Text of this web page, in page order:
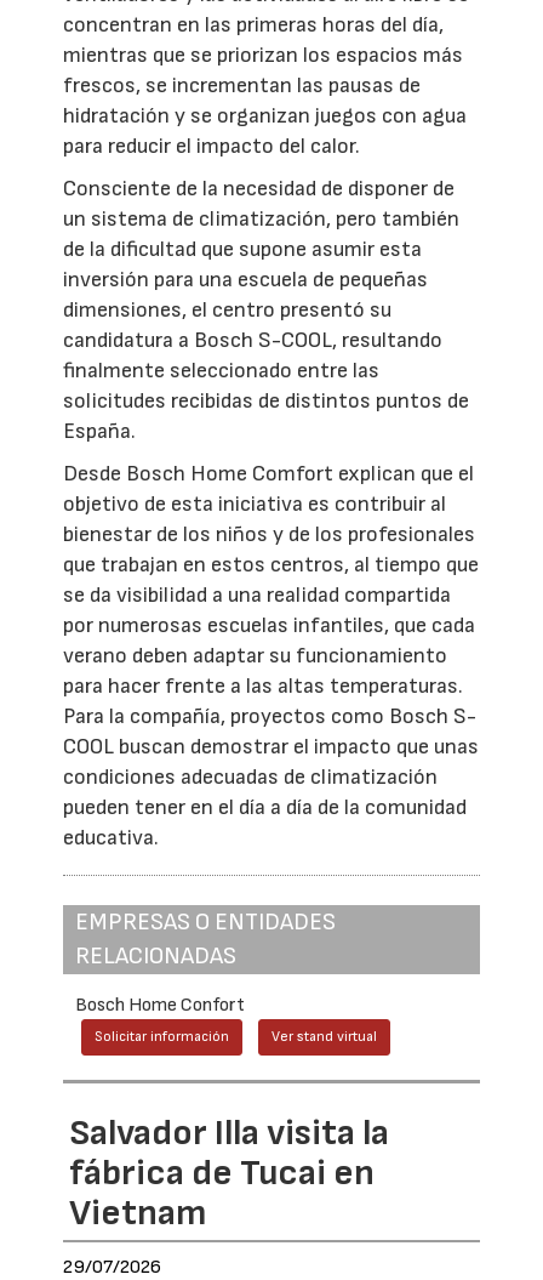
concentran en las primeras horas del día,
mientras que se priorizan los espacios más
frescos, se incrementan las pausas de
hidratación y se organizan juegos con agua
para reducir el impacto del calor.
Consciente de la necesidad de disponer de
un sistema de climatización, pero también
de la dificultad que supone asumir esta
inversión para una escuela de pequeñas
dimensiones, el centro presentó su
candidatura a Bosch S-COOL, resultando
finalmente seleccionado entre las
solicitudes recibidas de distintos puntos de
España.
Desde Bosch Home Comfort explican que el
objetivo de esta iniciativa es contribuir al
bienestar de los niños y de los profesionales
que trabajan en estos centros, al tiempo que
se da visibilidad a una realidad compartida
por numerosas escuelas infantiles, que cada
verano deben adaptar su funcionamiento
para hacer frente a las altas temperaturas.
Para la compañía, proyectos como Bosch S-
COOL buscan demostrar el impacto que unas
condiciones adecuadas de climatización
pueden tener en el día a día de la comunidad
educativa.
EMPRESAS O ENTIDADES
RELACIONADAS
Bosch Home Confort
Solicitar información Ver stand virtual
Salvador Illa visita la
fábrica de Tucai en
Vietnam
29/07/2026